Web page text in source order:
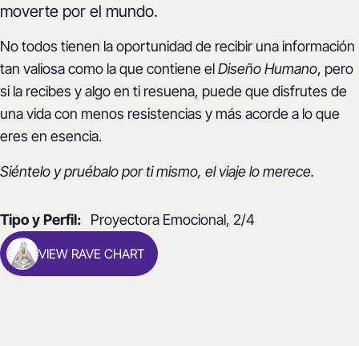
moverte por el mundo.
No todos tienen la oportunidad de recibir una información
tan valiosa como la que contiene elDiseño Humano, pero
si la recibes y algo en ti resuena, puede que disfrutes de
una vida con menos resistencias y más acorde a lo que
eres en esencia.
Siéntelo y pruébalo por ti mismo, el viaje lo merece.
Tipo y Perfil: Proyectora Emocional, 2/4
VIEW RAVE CHART